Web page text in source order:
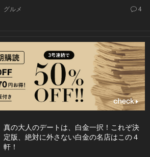
グルメ 4
真の大人のデートは、白金一択！これぞ決
定版、絶対に外さない白金の名店はこの４
軒！